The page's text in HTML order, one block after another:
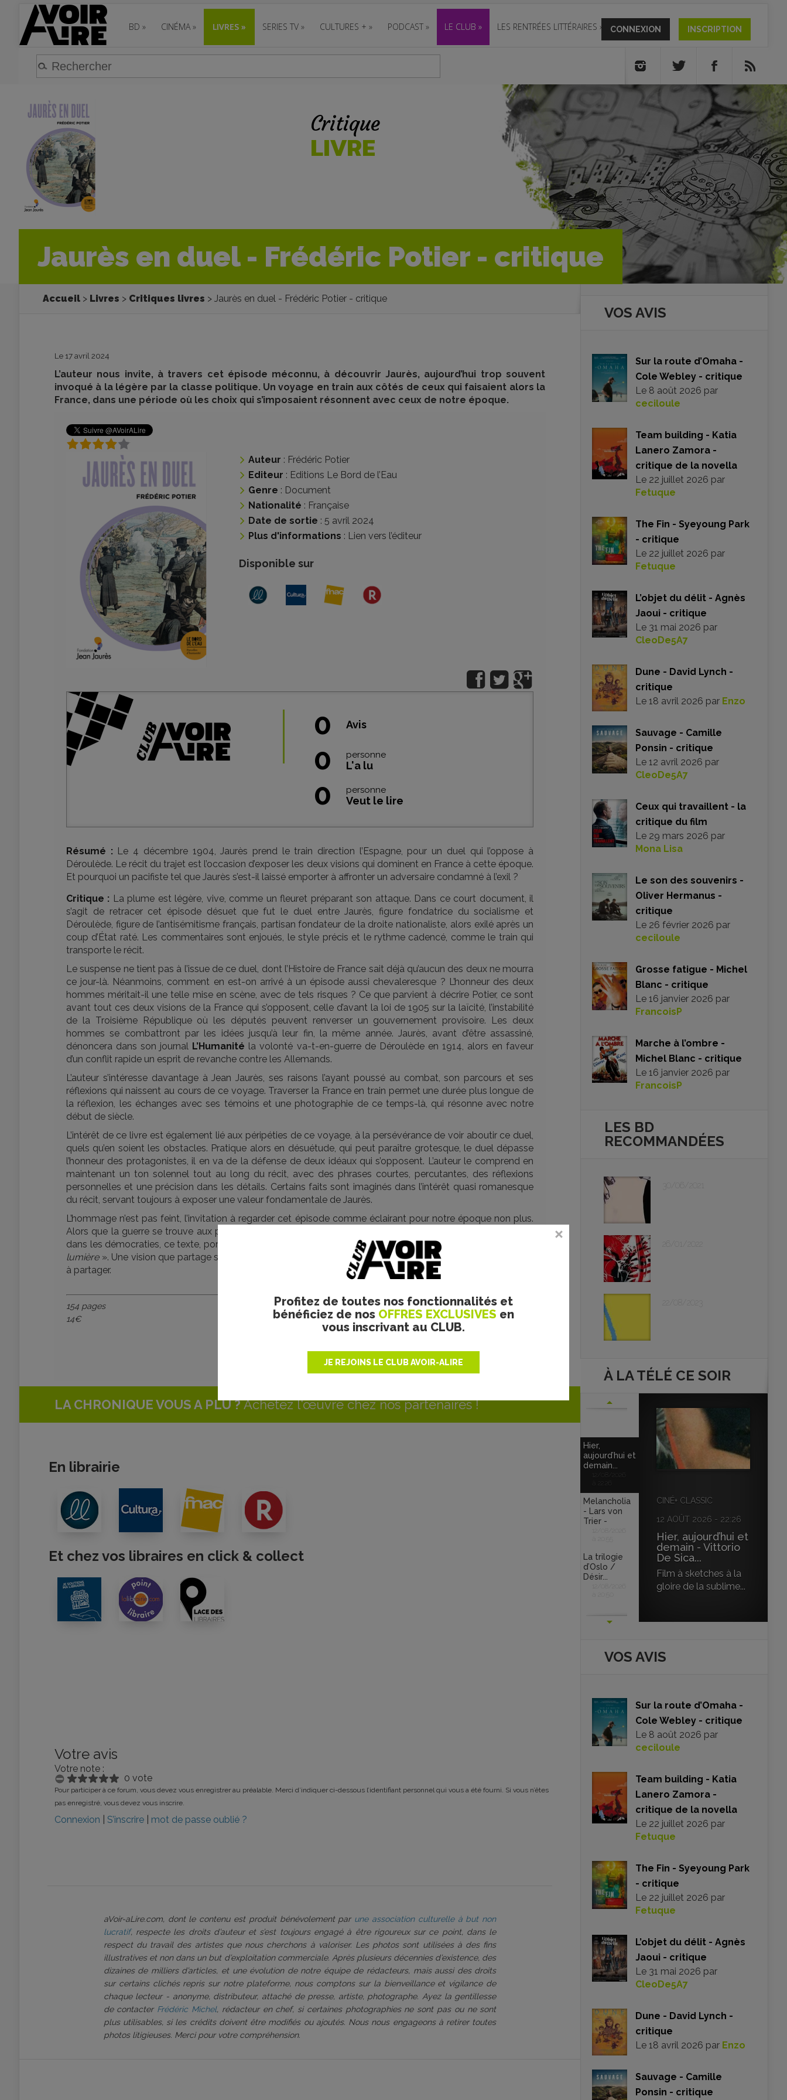
BD » CINÉMA » LIVRES » SERIES TV » CULTURES + » PODCAST » LE CLUB » LES RENTRÉES LITTÉRAIRES » CONNEXION INSCRIPTION
Profitez de toutes nos fonctionnalités et
bénéficiez de nos OFFRES EXCLUSIVES en
vous inscrivant au CLUB.
JE REJOINS LE CLUB AVOIR-ALIRE
Critique
LIVRE
Jaurès en duel - Frédéric Potier - critique
Accueil Livres Critiques livres Jaurès en duel - Frédéric Potier - critique
Le 17 avril 2024
L’auteur nous invite, à travers cet épisode méconnu, à découvrir Jaurès, aujourd’hui trop souvent
invoqué à la légère par la classe politique. Un voyage en train aux côtés de ceux qui faisaient alors la
France, dans une période où les choix qui s’imposaient résonnent avec ceux de notre époque.
Auteur : Frédéric Potier
Editeur : Editions Le Bord de l’Eau
Genre : Document
Nationalité : Française
Date de sortie : 5 avril 2024
Plus d'informations : Lien vers l’éditeur
Disponible sur
0 Avis
0 personne
L'a lu
0 personne
Veut le lire
Résumé : Le 4 décembre 1904, Jaurès prend le train direction l’Espagne, pour un duel qui l’oppose à
Déroulède. Le récit du trajet est l’occasion d’exposer les deux visions qui dominent en France à cette époque.
Et pourquoi un pacifiste tel que Jaurès s’est-il laissé emporter à affronter un adversaire condamné à l’exil ?
Critique : La plume est légère, vive, comme un fleuret préparant son attaque. Dans ce court document, il
s’agit de retracer cet épisode désuet que fut le duel entre Jaurès, figure fondatrice du socialisme et
Déroulède, figure de l’antisémitisme français, partisan fondateur de la droite nationaliste, alors exilé après un
coup d’État raté. Les commentaires sont enjoués, le style précis et le rythme cadencé, comme le train qui
transporte le récit.
Le suspense ne tient pas à l’issue de ce duel, dont l’Histoire de France sait déjà qu’aucun des deux ne mourra
ce jour-là. Néanmoins, comment en est-on arrivé à un épisode aussi chevaleresque ? L’honneur des deux
hommes méritait-il une telle mise en scène, avec de tels risques ? Ce que parvient à décrire Potier, ce sont
avant tout ces deux visions de la France qui s’opposent, celle d’avant la loi de 1905 sur la laïcité, l’instabilité
de la Troisième République où les députés peuvent renverser un gouvernement provisoire. Les deux
hommes se combattront par les idées jusqu’à leur fin, la même année. Jaurès, avant d’être assassiné,
dénoncera dans son journal L’Humanité la volonté va-t-en-guerre de Déroulède en 1914, alors en faveur
d’un conflit rapide un esprit de revanche contre les Allemands.
L’auteur s’intéresse davantage à Jean Jaurès, ses raisons l’ayant poussé au combat, son parcours et ses
réflexions qui naissent au cours de ce voyage. Traverser la France en train permet une durée plus longue de
la réflexion, les échanges avec ses témoins et une photographie de ce temps-là, qui résonne avec notre
début de siècle.
L’intérêt de ce livre est également lié aux péripéties de ce voyage, à la persévérance de voir aboutir ce duel,
quels qu’en soient les obstacles. Pratique alors en désuétude, qui peut paraître grotesque, le duel dépasse
l’honneur des protagonistes, il en va de la défense de deux idéaux qui s’opposent. L’auteur le comprend en
maintenant un ton solennel tout au long du récit, avec des phrases courtes, percutantes, des réflexions
personnelles et une précision dans les détails. Certains faits sont imaginés dans l’intérêt quasi romanesque
du récit, servant toujours à exposer une valeur fondamentale de Jaurès.
L’hommage n’est pas feint, l’invitation à regarder cet épisode comme éclairant pour notre époque non plus.
Alors que la guerre se trouve aux portes de l’Europe, que les idées nationalistes s’installent de plus en plus
dans les démocraties, ce texte, porté par la fondation Jean-Jaurès, appelle à «combattre de face, en pleine
lumière». Une vision que partage son protagoniste, évoqué ici sans lourdeur, avec la vivacité d’une aventure
à partager.
154 pages
14€
Myriam Desvergnes
LA CHRONIQUE VOUS A PLU ?Achetez l'œuvre chez nos partenaires !
En librairie
Et chez vos libraires en click & collect
Votre avis
Votre note :
0 vote
Pour participer à ce forum, vous devez vous enregistrer au préalable. Merci d’indiquer ci-dessous l’identifiant personnel qui vous a été fourni. Si vous n’êtes
pas enregistré, vous devez vous inscrire.
Connexion S’inscrire mot de passe oublié ?
aVoir-aLire.com, dont le contenu est produit bénévolement par une association culturelle à but non
lucratif, respecte les droits d’auteur et s’est toujours engagé à être rigoureux sur ce point, dans le
respect du travail des artistes que nous cherchons à valoriser. Les photos sont utilisées à des fins
illustratives et non dans un but d’exploitation commerciale. Après plusieurs décennies d’existence, des
dizaines de milliers d’articles, et une évolution de notre équipe de rédacteurs, mais aussi des droits
sur certains clichés repris sur notre plateforme, nous comptons sur la bienveillance et vigilance de
chaque lecteur - anonyme, distributeur, attaché de presse, artiste, photographe. Ayez la gentillesse
de contacter Frédéric Michel, rédacteur en chef, si certaines photographies ne sont pas ou ne sont
plus utilisables, si les crédits doivent être modifiés ou ajoutés. Nous nous engageons à retirer toutes
photos litigieuses. Merci pour votre compréhension.
VOS AVIS
Sur la route d’Omaha -
Cole Webley - critique
Le 8 août 2026 par
ceciloule
Team building - Katia
Lanero Zamora -
critique de la novella
Le 22 juillet 2026 par
Fetuque
The Fin - Syeyoung Park
- critique
Le 22 juillet 2026 par
Fetuque
L’objet du délit - Agnès
Jaoui - critique
Le 31 mai 2026 par
CleoDe5A7
Dune - David Lynch -
critique
Le 18 avril 2026 par Enzo
Sauvage - Camille
Ponsin - critique
Le 12 avril 2026 par
CleoDe5A7
Ceux qui travaillent - la
critique du film
Le 29 mars 2026 par
Mona Lisa
Le son des souvenirs -
Oliver Hermanus -
critique
Le 26 février 2026 par
ceciloule
Grosse fatigue - Michel
Blanc - critique
Le 16 janvier 2026 par
FrancoisP
Marche à l’ombre -
Michel Blanc - critique
Le 16 janvier 2026 par
FrancoisP
LES BD
RECOMMANDÉES
22/08/2023
À LA TÉLÉ CE SOIR
Hier,
aujourd’hui et
demain...
12/08/2026
à 22:26
Melancholia
- Lars von
Trier -
La trilogie
d’Oslo /
Désir...
CINÉ+ CLASSIC
12 AOÛT 2026 - 22:26
Hier, aujourd’hui et
demain - Vittorio
De Sica...
Film à sketches à la
gloire de la sublime...
VOS AVIS
Sur la route d’Omaha -
Cole Webley - critique
Le 8 août 2026 par
ceciloule
Team building - Katia
Lanero Zamora -
critique de la novella
Le 22 juillet 2026 par
Fetuque
The Fin - Syeyoung Park
- critique
Le 22 juillet 2026 par
Fetuque
L’objet du délit - Agnès
Jaoui - critique
Le 31 mai 2026 par
CleoDe5A7
Dune - David Lynch -
critique
Le 18 avril 2026 par Enzo
Sauvage - Camille
Ponsin - critique